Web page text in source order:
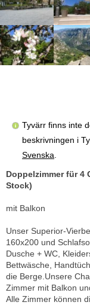
Tyvärr finns inte
beskrivningen i
Svenska
Doppelzimmer für 4
Stock)
mit Balkon
Unser Superior-
160x200 und
Dusche + WC,
Bettwäsche,
die Berge.Unsere
Zimmer mit Balkon
Alle Zimmer können